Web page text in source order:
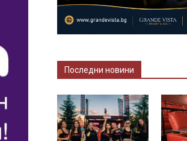
Последни новини